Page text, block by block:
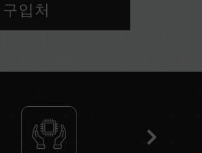
오. 각 세트의 메모리는 호
모리는 SPD(JEDEC 표
다. 이는 제품 결합이 아닌
구입처